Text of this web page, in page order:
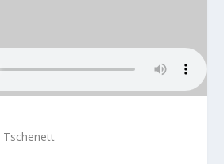
Tschenett